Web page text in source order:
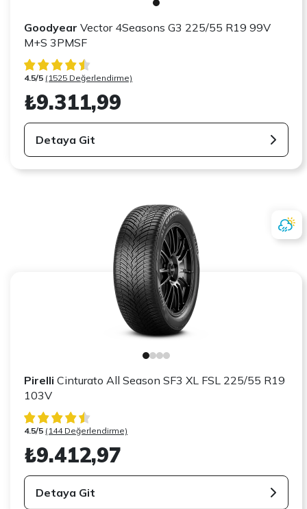
Goodyear Vector 4Seasons G3 225/55 R19 99V
M+S 3PMSF
4.5/5 (1525 Değerlendirme)
₺9.311,99
Detaya Git
Pirelli Cinturato All Season SF3 XL FSL 225/55 R19
103V
4.5/5 (144 Değerlendirme)
₺9.412,97
Detaya Git